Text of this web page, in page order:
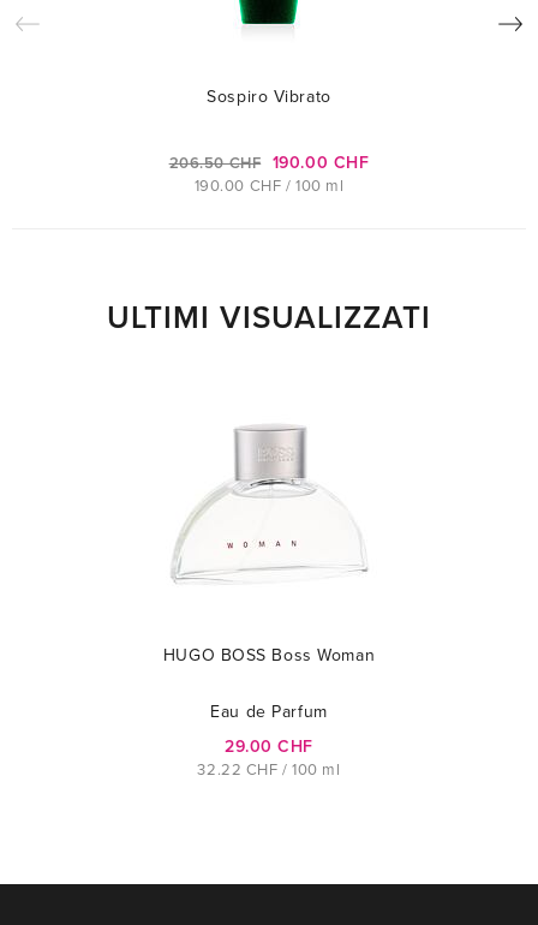
Sospiro Vibrato
206.50 CHF 190.00 CHF
190.00 CHF / 100 ml
ULTIMI VISUALIZZATI
HUGO BOSS Boss Woman
Eau de Parfum
29.00 CHF
32.22 CHF / 100 ml